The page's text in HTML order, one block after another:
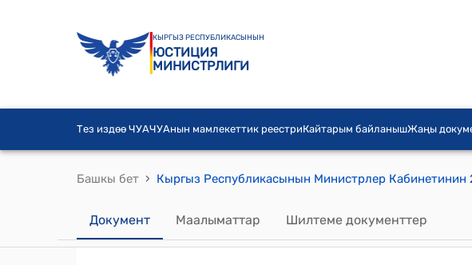
КЫРГЫЗ РЕСПУБЛИКАСЫНЫН
ЮСТИЦИЯ
МИНИСТРЛИГИ
Тез издөө ЧУАЧУАнын мамлекеттик реестриКайтарым байланышЖаңы
Башкы бет ›
Документ Маалыматтар Шилтеме документтер